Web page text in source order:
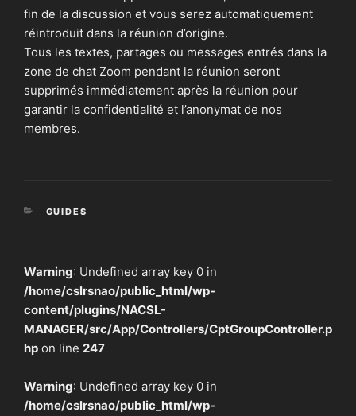
fin de la discussion et vous serez automatiquement
réintroduit dans la réunion d’origine.
Tous les textes, partages ou messages entrés dans la
zone de chat Zoom pendant la réunion seront
supprimés immédiatement après la réunion pour
garantir la confidentialité et l’anonymat de nos
membres.
CATÉGORIES
GUIDES
Warning: Undefined array key 0 in
/home/cslrsnao/public_html/wp-
content/plugins/NACSL-
MANAGER/src/App/Controllers/CptGroupController.p
hp on line 247
Warning: Undefined array key 0 in
/home/cslrsnao/public_html/wp-